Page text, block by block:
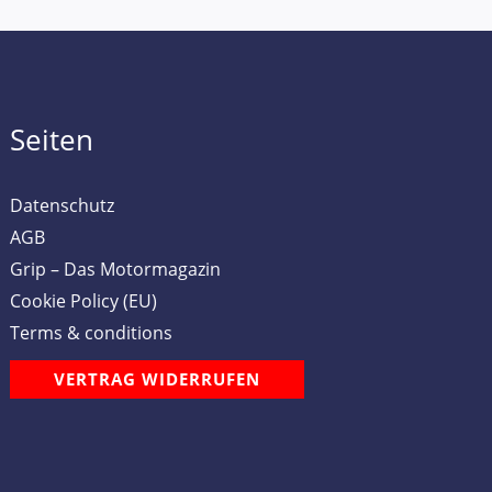
Seiten
Datenschutz
AGB
Grip – Das Motormagazin
Cookie Policy (EU)
Terms & conditions
VERTRAG WIDERRUFEN